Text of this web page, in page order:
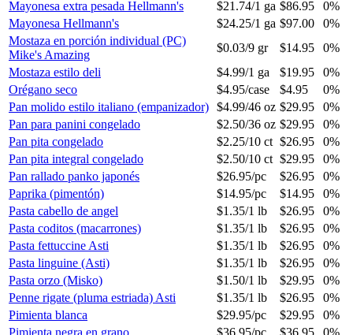
Mayonesa extra pesada Hellmann's
$21.74/1 ga $86.95
0%
Mayonesa Hellmann's
$24.25/1 ga $97.00
0%
Mostaza en porción individual (PC)
Mike's Amazing
$0.03/9 gr $14.95
0%
Mostaza estilo deli
$4.99/1 ga $19.95
0%
Orégano seco
$4.95/case $4.95
0%
Pan molido estilo italiano (empanizador) $4.99/46 oz $29.95
0%
Pan para panini congelado
$2.50/36 oz $29.95
0%
Pan pita congelado
$2.25/10 ct $26.95
0%
Pan pita integral congelado
$2.50/10 ct $29.95
0%
Pan rallado panko japonés
$26.95/pc $26.95
0%
Paprika (pimentón)
$14.95/pc $14.95
0%
Pasta cabello de angel
$1.35/1 lb $26.95
0%
Pasta coditos (macarrones)
$1.35/1 lb $26.95
0%
Pasta fettuccine Asti
$1.35/1 lb $26.95
0%
Pasta linguine (Asti)
$1.35/1 lb $26.95
0%
Pasta orzo (Misko)
$1.50/1 lb $29.95
0%
Penne rigate (pluma estriada) Asti
$1.35/1 lb $26.95
0%
Pimienta blanca
$29.95/pc $29.95
0%
Pimienta negra en grano
$36.95/pc $36.95
0%